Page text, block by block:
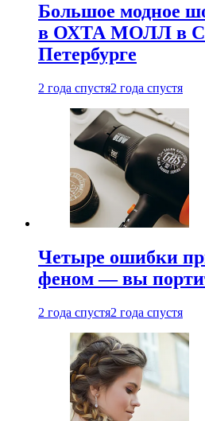
Большое модное
в ОХТА МОЛЛ в
Петербурге
2 года спустя2 года спустя
Четыре ошибки
феном — вы
2 года спустя2 года спустя